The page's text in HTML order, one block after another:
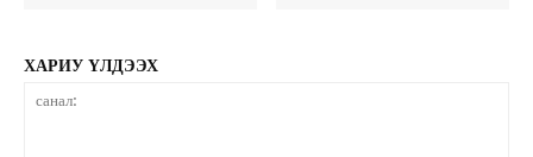
ХАРИУ ҮЛДЭЭХ